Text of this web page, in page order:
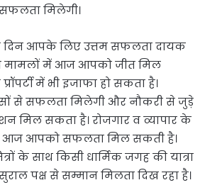
सफलता मिलेगी।
आपके लिए उत्तम सफलता दायक
मामलों में आज आपको जीत मिल
में भी इजाफा हो सकता है।
से सफलता मिलेगी और नौकरी से जुड़े
मिल सकता है। रोजगार व व्यापार के
में आज आपको सफलता मिल सकती है।
के साथ किसी धार्मिक जगह की यात्रा
पक्ष से सम्मान मिलता दिख रहा है।